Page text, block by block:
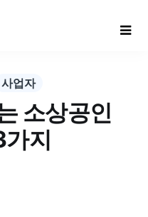
사업자
소상공인
가지